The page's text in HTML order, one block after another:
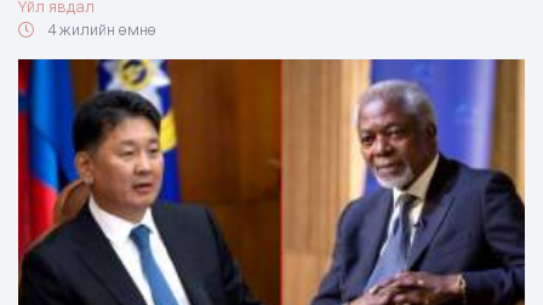
Үйл явдал
4 жилийн өмнө